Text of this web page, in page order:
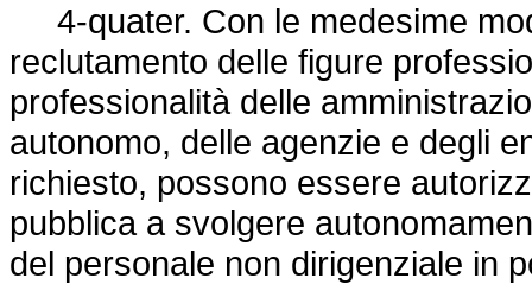
4-quater. Con le medesime
reclutamento delle figure
professionalità delle
autonomo, delle agenzie e degli
richiesto, possono essere
pubblica a svolgere
del personale non dirigenziale in